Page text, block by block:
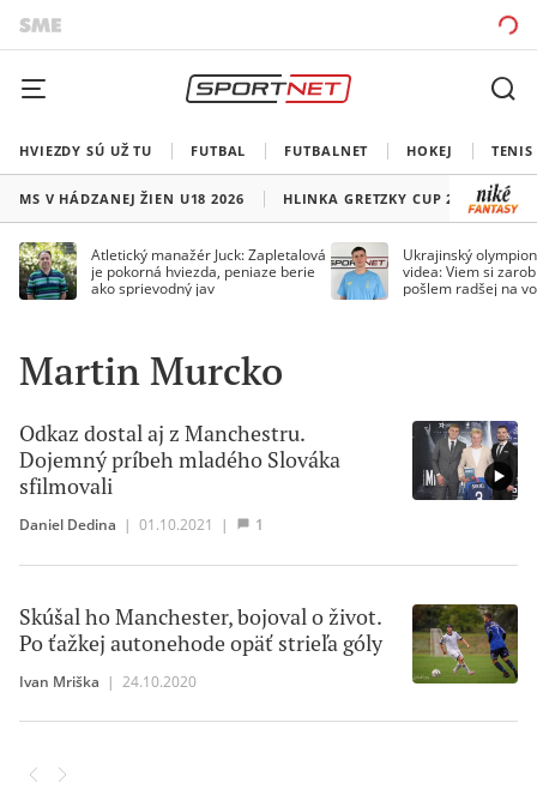
HVIEZDY SÚ UŽ TU FUTBAL FUTBALNET HOKEJ TENIS
MS V HÁDZANEJ ŽIEN U18 2026 HLINKA GRETZKY CUP 2026
Atletický manažér Juck: Zapletalová
je pokorná hviezda, peniaze berie
ako sprievodný jav
Ukrajinský
videa: Viem si
pošlem radšej na
Martin Murcko
Odkaz dostal aj z Manchestru.
Dojemný príbeh mladého Slováka
sfilmovali
Daniel Dedina | 01.10.2021 | 1
Skúšal ho Manchester, bojoval o život.
Po ťažkej autonehode opäť strieľa góly
Ivan Mriška | 24.10.2020